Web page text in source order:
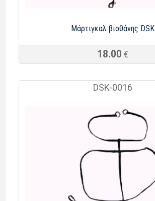
Μάρτιγκαλ βιοθάνης DSK
18.00 €
DSK-0016